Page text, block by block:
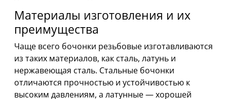
Материалы изготовления и их
преимущества
Чаще всего бочонки резьбовые изготавливаются
из таких материалов, как сталь, латунь и
нержавеющая сталь. Стальные бочонки
отличаются прочностью и устойчивостью к
высоким давлениям, а латунные — хорошей